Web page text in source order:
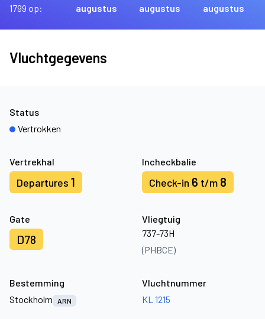
1799 op:
augustus
augustus
augustus
Vluchtgegevens
Vertrekhal
Departures 1
Incheckbalie
Check-in 6 t/m 8
Gate
D78
Vliegtuig
737-73H
(PHBCE)
Status
Vertrokken
Bestemming
Stockholm
ARN
Vluchtnummer
KL 1215